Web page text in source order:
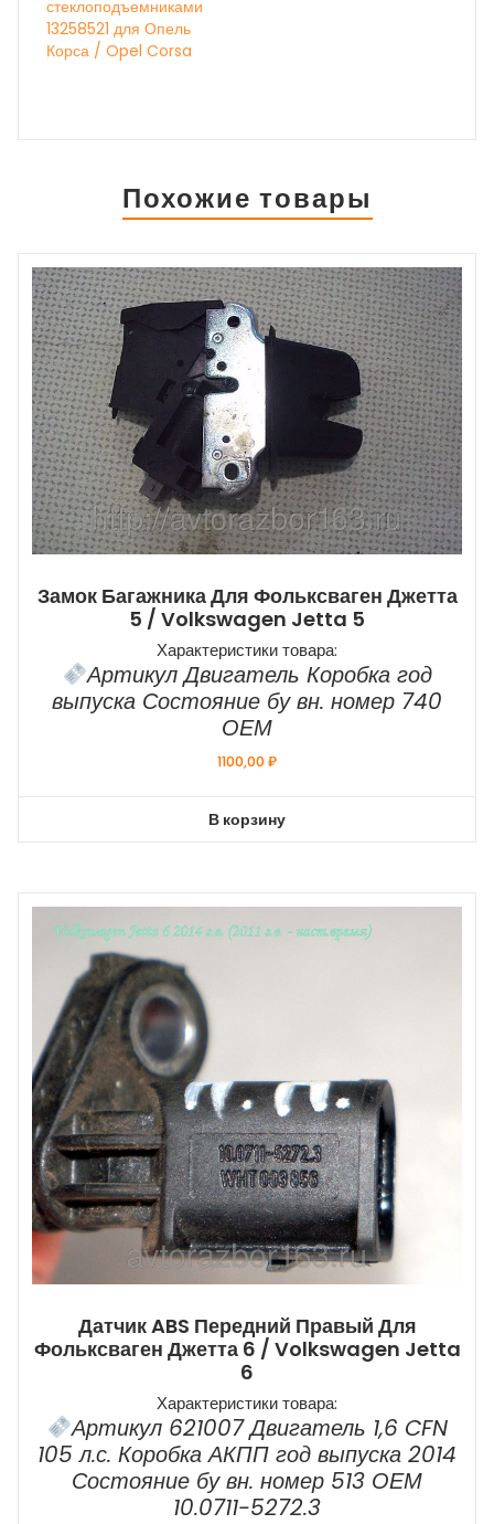
стеклоподъемниками
13258521 для Опель
Корса / Opel Corsa
Похожие товары
Замок Багажника Для Фольксваген Джетта
5 / Volkswagen Jetta 5
Характеристики товара:
Артикул Двигатель Коробка год
выпуска Состояние бу вн. номер 740
ОЕМ
1100,00₽
В корзину
Датчик ABS Передний Правый Для
Фольксваген Джетта 6 / Volkswagen Jetta
6
Характеристики товара:
Артикул 621007 Двигатель 1,6 CFN
105 л.с. Коробка АКПП год выпуска 2014
Состояние бу вн. номер 513 ОЕМ
10.0711-5272.3